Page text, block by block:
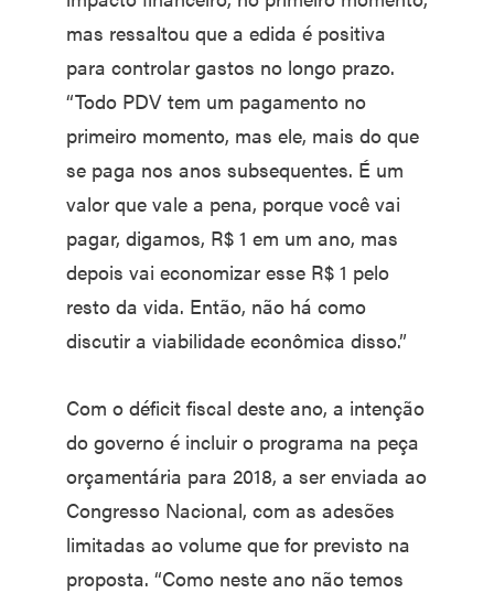
mas ressaltou que a edida é positiva
para controlar gastos no longo prazo.
“Todo PDV tem um pagamento no
primeiro momento, mas ele, mais do que
se paga nos anos subsequentes. É um
valor que vale a pena, porque você vai
pagar, digamos, R$ 1 em um ano, mas
depois vai economizar esse R$ 1 pelo
resto da vida. Então, não há como
discutir a viabilidade econômica disso.”
Com o déficit fiscal deste ano, a intenção
do governo é incluir o programa na peça
orçamentária para 2018, a ser enviada ao
Congresso Nacional, com as adesões
limitadas ao volume que for previsto na
proposta. “Como neste ano não temos